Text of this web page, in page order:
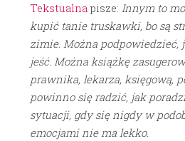
Tekstualnapisze: Innym to
kupić tanie truskawki, bo są
zimie. Można podpowiedzieć,
jeść. Można książkę
prawnika, lekarza, księgową,
powinno się radzić, jak
sytuacji, gdy się nigdy w
emocjami nie ma lekko.